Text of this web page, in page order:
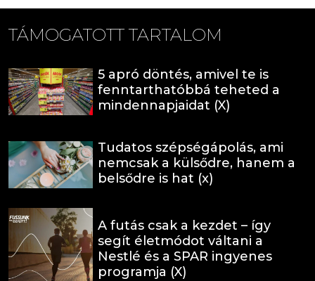
TÁMOGATOTT TARTALOM
5 apró döntés, amivel te is
fenntarthatóbbá teheted a
mindennapjaidat (X)
Tudatos szépségápolás, ami
nemcsak a külsődre, hanem a
belsődre is hat (x)
A futás csak a kezdet – így
segít életmódot váltani a
Nestlé és a SPAR ingyenes
programja (X)